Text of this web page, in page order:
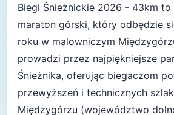
Biegi Śnieżnickie 2026 - 43km
maraton górski, który odbędzie
roku w malowniczym
prowadzi przez najpiękniejsze
Śnieżnika, oferując biegaczom
przewyższeń i technicznych
Międzygórzu (województwo